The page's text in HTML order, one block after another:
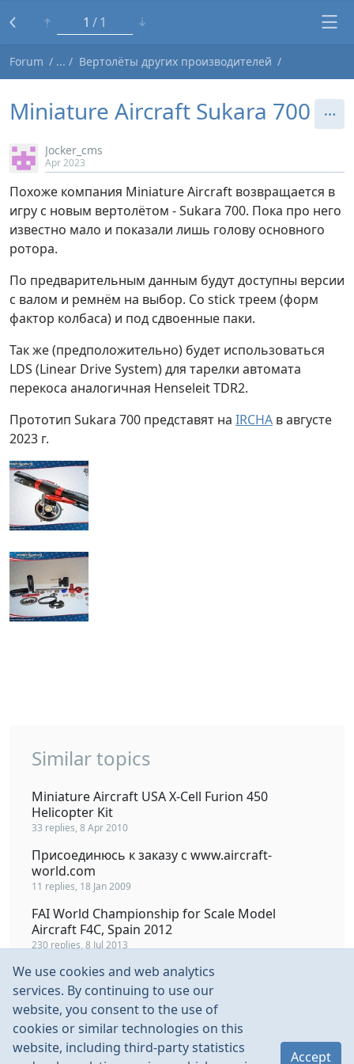
1 1
Forum Вертолёты других производителей
Miniature Aircraft Sukara 700
Jocker_cms
Apr 2023
Похоже компания Miniature Aircraft возвращается в
игру с новым вертолётом - Sukara 700. Пока про него
известно мало и показали лишь голову основного
ротора.
По предварительным данным будут доступны версии
с валом и ремнём на выбор. Со stick треем (форм
фактор колбаса) и под сдвоенные паки.
Так же (предположительно) будет использоваться
LDS (Linear Drive System) для тарелки автомата
перекоса аналогичная Henseleit TDR2.
Прототип Sukara 700 представят на IRCHA в августе
2023 г.
Similar topics
Miniature Aircraft USA X-Cell Furion 450
Helicopter Kit
33 replies, 8 Apr 2010
Присоединюсь к заказу с www.aircraft-
world.com
11 replies, 18 Jan 2009
FAI World Championship for Scale Model
Aircraft F4C, Spain 2012
230 replies, 8 Jul 2013
MXS Aerobatic Aircraft Demo. Зацените -
вообще чума!
10 replies, 2 Sep 2008
Не покупайте в магазине Chief Aircraft
4 replies, 20 Apr 2004
We use cookies and web analytics
services. By continuing to use our
website, you consent to the use of
cookies or similar technologies on this
website, including third-party statistics
Accept